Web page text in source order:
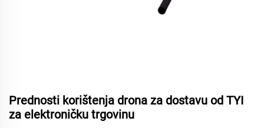
Prednosti korištenja drona za dostavu od TYI
za elektroničku trgovinu